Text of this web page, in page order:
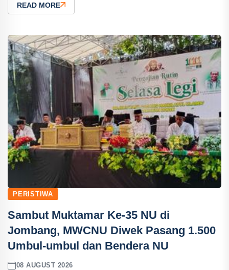
READ MORE
PERISTIWA
Sambut Muktamar Ke-35 NU di
Jombang, MWCNU Diwek Pasang 1.500
Umbul-umbul dan Bendera NU
08 AUGUST 2026